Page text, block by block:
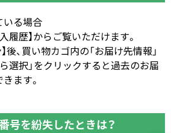
いる場合
入履歴】からご覧いただけます。
後、買い物カゴ内の「お届け先情報」
選択」をクリックすると過去のお届
ます。
号を紛失したときは？